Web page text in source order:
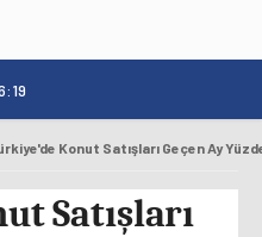
Konut Satışları Geçen Ay
Satışları